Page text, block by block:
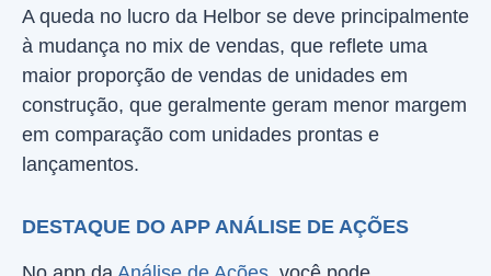
A queda no lucro da Helbor se deve principalmente
à mudança no mix de vendas, que reflete uma
maior proporção de vendas de unidades em
construção, que geralmente geram menor margem
em comparação com unidades prontas e
lançamentos.
DESTAQUE DO APP ANÁLISE DE AÇÕES